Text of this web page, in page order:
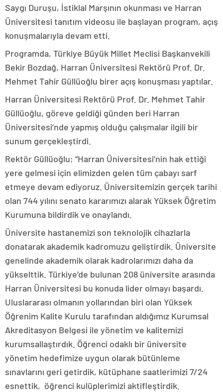
Saygı Duruşu, İstiklal Marşının okunması ve Harran
Üniversitesi tanıtım videosu ile başlayan program, açış
konuşmalarıyla devam etti.
Programda, Türkiye Büyük Millet Meclisi Başkanvekili
Bekir Bozdağ, Harran Üniversitesi Rektörü Prof. Dr.
Mehmet Tahir Güllüoğlu birer açış konuşması yaptılar.
Harran Üniversitesi Rektörü Prof. Dr. Mehmet Tahir
Güllüoğlu, göreve geldiği günden beri Harran
Üniversitesi’nde yapmış olduğu çalışmalar ilgili bir
sunum gerçekleştirdi.
Rektör Güllüoğlu; “Harran Üniversitesi’nin hak ettiği
yere gelmesi için elimizden gelen tüm çabayı sarf
etmeye devam ediyoruz. Üniversitemizin gerçek tarihi
olan 744 yılını senato kararımızı alarak Yüksek Öğretim
Kurumuna bildirdik ve onaylandı.
Üniversite hastanemizi son teknolojik cihazlarla
donatarak akademik kadromuzu geliştirdik. Üniversite
genelinde akademik olarak kadrolarımızı daha da
yükselttik. Türkiye’de bulunan 208 üniversite arasında
Harran Üniversitesi bu konuda lider olmayı başardı.
Uluslararası olmanın yollarından biri olan Yüksek
Öğrenim Kalite Kurulu tarafından aldığımız Kurumsal
Akreditasyon Belgesi ile yönetim ve kalitemizi
kurumsallaştırdık. Öğrenci odaklı bir üniversite
yönetim hedefimize uygun olarak bütünleme
sınavlarını geri getirdik, kütüphane saatlerimizi 7/24
esnettik, öğrenci kulüplerimizi aktifleştirdik.